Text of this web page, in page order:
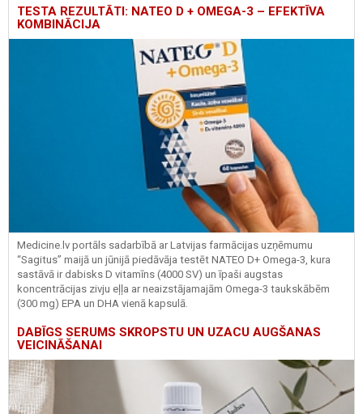
TESTA REZULTĀTI: NATEO D + OMEGA-3 – EFEKTĪVA
KOMBINĀCIJA
Medicine.lv portāls sadarbībā ar Latvijas farmācijas uzņēmumu
“Sagitus” maijā un jūnijā piedāvāja testēt NATEO D+ Omega-3, kura
sastāvā ir dabisks D vitamīns (4000 SV) un īpaši augstas
koncentrācijas zivju eļļa ar neaizstājamajām Omega-3 taukskābēm
(300 mg) EPA un DHA vienā kapsulā.
DABĪGS SERUMS SKROPSTU UN UZACU AUGŠANAS
VEICINĀŠANAI